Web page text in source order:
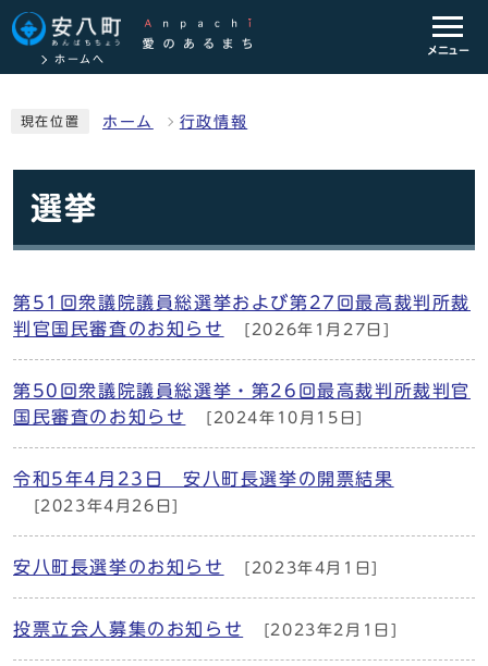
ホームへ
メニュー
現在位置 ホーム 行政情報
選挙
第51回衆議院議員総選挙および第27回最高裁判所裁
判官国民審査のお知らせ
[2026年1月27日]
第50回衆議院議員総選挙・第26回最高裁判所裁判官
国民審査のお知らせ
[2024年10月15日]
令和5年4月23日 安八町長選挙の開票結果
[2023年4月26日]
安八町長選挙のお知らせ [2023年4月1日]
投票立会人募集のお知らせ [2023年2月1日]